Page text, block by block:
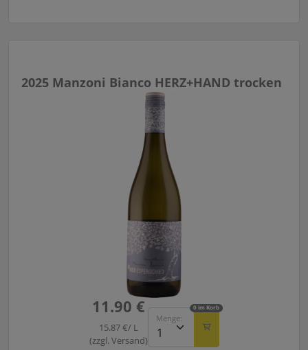
2025 Manzoni Bianco HERZ+HAND trocken
11.90 €
15.87 €/ L
(zzgl. Versand)
Menge:
0 im Korb